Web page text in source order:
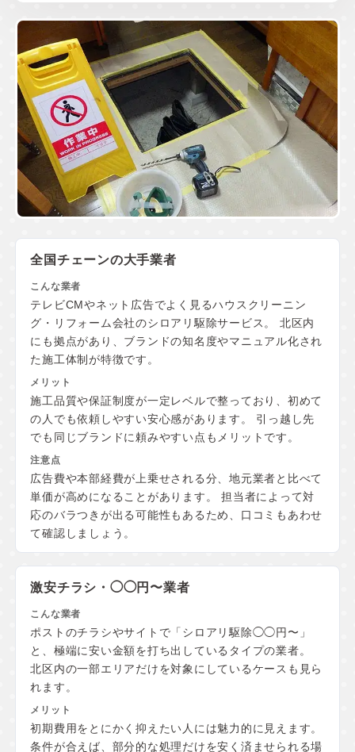
全国チェーンの大手業者
テレビCMやネット広告でよく見るハウスクリーニン
グ・リフォーム会社のシロアリ駆除サービス。 北区内
にも拠点があり、ブランドの知名度やマニュアル化され
た施工体制が特徴です。
施工品質や保証制度が一定レベルで整っており、初めて
の人でも依頼しやすい安心感があります。 引っ越し先
でも同じブランドに頼みやすい点もメリットです。
広告費や本部経費が上乗せされる分、地元業者と比べて
単価が高めになることがあります。 担当者によって対
応のバラつきが出る可能性もあるため、口コミもあわせ
て確認しましょう。
激安チラシ・◯◯円〜業者
ポストのチラシやサイトで「シロアリ駆除◯◯円〜」
と、極端に安い金額を打ち出しているタイプの業者。
北区内の一部エリアだけを対象にしているケースも見ら
れます。
初期費用をとにかく抑えたい人には魅力的に見えます。
条件が合えば、部分的な処理だけを安く済ませられる場